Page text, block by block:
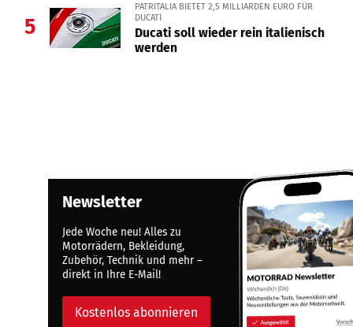
5
PATRITALIA BIETET 2,5 MILLIARDEN EURO FÜR
DUCATI
Ducati soll wieder rein italienisch
werden
Newsletter
Jede Woche neu! Alles zu
Motorrädern, Bekleidung,
Zubehör, Technik und mehr –
direkt in Ihre E-Mail!
Kostenlos abonnieren